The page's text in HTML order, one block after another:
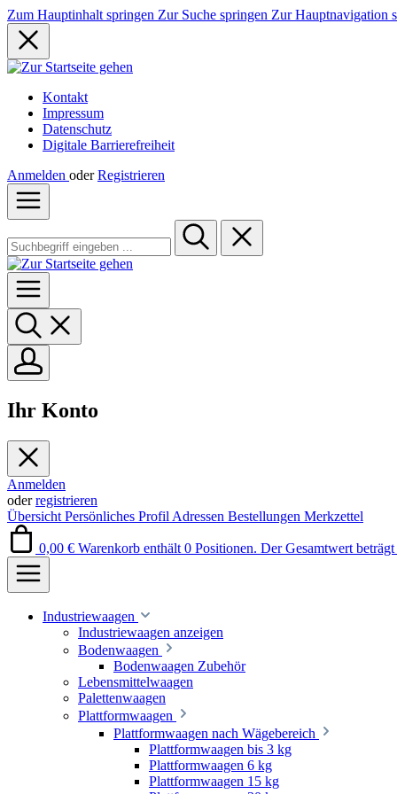
Zum Hauptinhalt springen Zur Suche springen Zur Hauptnavigation
Kontakt
Impressum
Datenschutz
Digitale Barrierefreiheit
Anmelden oder Registrieren
Ihr Konto
Anmelden
oderregistrieren
Übersicht Persönliches Profil Adressen Bestellungen Merkzettel
0,00 € Warenkorb enthält 0 Positionen. Der Gesamtwert
Industriewaagen
Industriewaagen anzeigen
Bodenwaagen
Bodenwaagen Zubehör
Lebensmittelwaagen
Palettenwaagen
Plattformwaagen
Plattformwaagen nach Wägebereich
Plattformwaagen bis 3 kg
Plattformwaagen 6 kg
Plattformwaagen 15 kg